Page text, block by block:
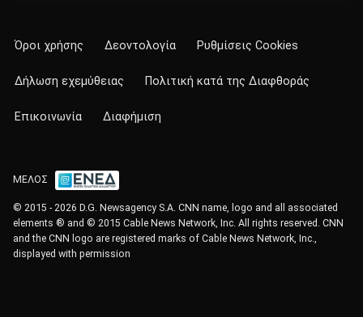
Όροι χρήσης Δεοντολογία Ρυθμίσεις Cookies
Δήλωση εχεμύθειας Πολιτική κατά της Διαφθοράς
Επικοινωνία Διαφήμιση
ΜΕΛΟΣ
© 2015 - 2026 D.G. Newsagency S.A. CNN name, logo and all associated
elements ® and © 2015 Cable News Network, Inc. All rights reserved. CNN
and the CNN logo are registered marks of Cable News Network, Inc.,
displayed with permission